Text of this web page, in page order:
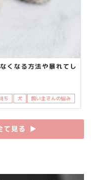
くなる方法や暴れてし
ち 犬 飼い主さんの悩み
て見る ▶︎